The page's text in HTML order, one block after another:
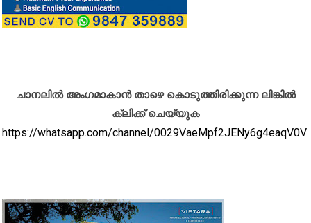
ചാനലിൽ അംഗമാകാൻ താഴെ കൊടുത്തിരിക്കുന്ന ലിങ്കിൽ
ക്ലിക്ക് ചെയ്യുക
https://whatsapp.com/channel/0029VaeMpf2JENy6g4eaqV0V